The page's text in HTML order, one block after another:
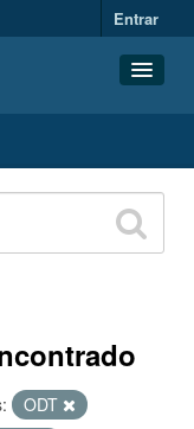
Entrar
ODT